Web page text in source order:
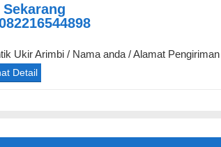
Ukir Arimbi / Nama anda / Alamat Pengiriman
Detail